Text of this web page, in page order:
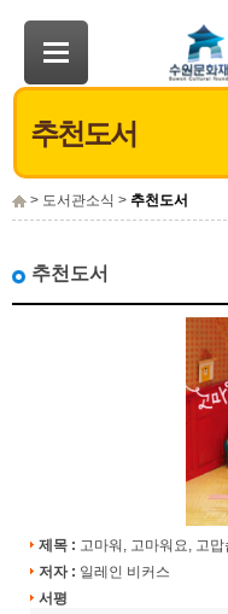
> 도서관소식 > 추천도서
추천도서
추천도서
제목 : 고마워, 고마워요, 고
저자 : 일레인 비커스
서평